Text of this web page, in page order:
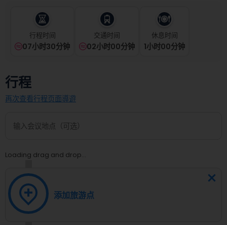
question
to
get
the
keyboard
for
行程时间
07小时30分钟
交通时间
02小时00分钟
休息时间
1小时00分钟
行程
再次查看行程页面導遊
Loading drag and drop...
添加旅游点